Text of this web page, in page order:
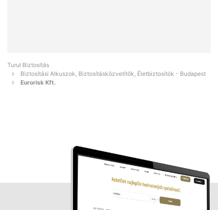
Turul Biztosítás
Biztosítási Alkuszok, Biztosításközvetítők, Életbiztosítók - Budapest
Eurorisk Kft.